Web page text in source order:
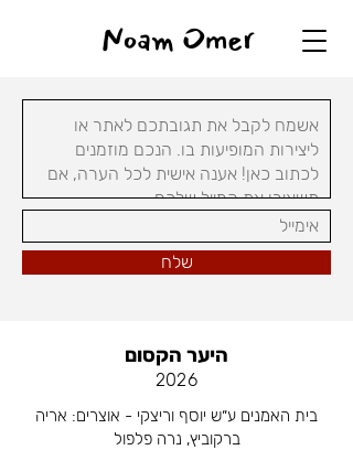
Noam Omer
שלח
היער הקסום
2026
בית האמנים ע״ש יוסף וריצקי - אוצרים: אריה
ברקוביץ, נרה פלפול